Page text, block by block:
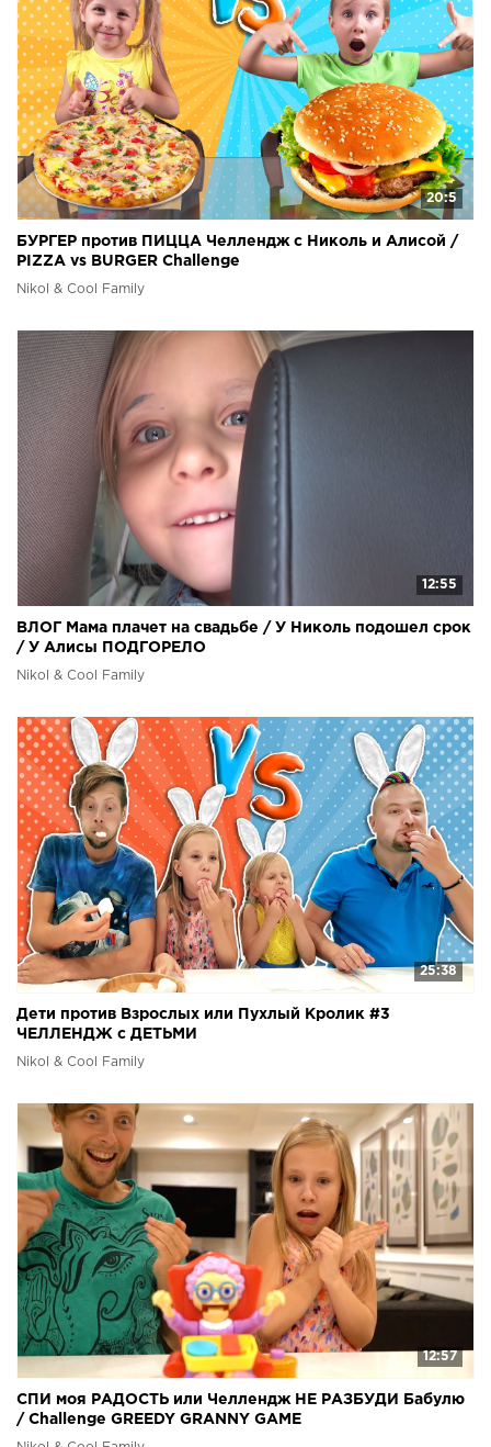
20:5
БУРГЕР против ПИЦЦА Челлендж с Николь и Алисой /
PIZZA vs BURGER Challenge
Nikol & Cool Family
12:55
ВЛОГ Мама плачет на свадьбе / У Николь подошел срок
/ У Алисы ПОДГОРЕЛО
Nikol & Cool Family
25:38
Дети против Взрослых или Пухлый Кролик #3
ЧЕЛЛЕНДЖ с ДЕТЬМИ
Nikol & Cool Family
12:57
СПИ моя РАДОСТЬ или Челлендж НЕ РАЗБУДИ Бабулю
/ Challenge GREEDY GRANNY GAME